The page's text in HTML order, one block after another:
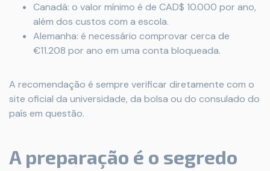
Canadá: o valor mínimo é de CAD$ 10.000 por ano,
além dos custos com a escola.
Alemanha: é necessário comprovar cerca de
€11.208 por ano em uma conta bloqueada.
A recomendação é sempre verificar diretamente com o
site oficial da universidade, da bolsa ou do consulado do
país em questão.
A preparação é o segredo